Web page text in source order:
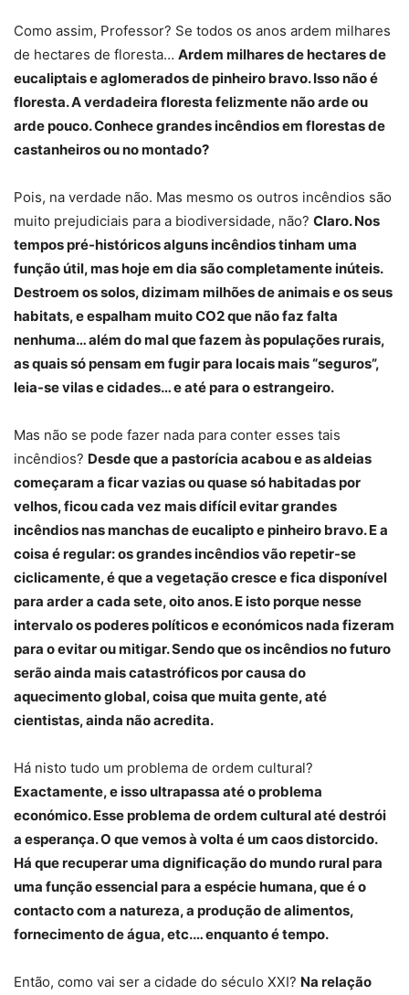
Como assim, Professor? Se todos os anos ardem milhares
de hectares de floresta… Ardem milhares de hectares de
eucaliptais e aglomerados de pinheiro bravo. Isso não é
floresta. A verdadeira floresta felizmente não arde ou
arde pouco. Conhece grandes incêndios em florestas de
castanheiros ou no montado?
Pois, na verdade não. Mas mesmo os outros incêndios são
muito prejudiciais para a biodiversidade, não? Claro. Nos
tempos pré-históricos alguns incêndios tinham uma
função útil, mas hoje em dia são completamente inúteis.
Destroem os solos, dizimam milhões de animais e os seus
habitats, e espalham muito CO2 que não faz falta
nenhuma… além do mal que fazem às populações rurais,
as quais só pensam em fugir para locais mais “seguros”,
leia-se vilas e cidades… e até para o estrangeiro.
Mas não se pode fazer nada para conter esses tais
incêndios? Desde que a pastorícia acabou e as aldeias
começaram a ficar vazias ou quase só habitadas por
velhos, ficou cada vez mais difícil evitar grandes
incêndios nas manchas de eucalipto e pinheiro bravo. E a
coisa é regular: os grandes incêndios vão repetir-se
ciclicamente, é que a vegetação cresce e fica disponível
para arder a cada sete, oito anos. E isto porque nesse
intervalo os poderes políticos e económicos nada fizeram
para o evitar ou mitigar. Sendo que os incêndios no futuro
serão ainda mais catastróficos por causa do
aquecimento global, coisa que muita gente, até
cientistas, ainda não acredita.
Há nisto tudo um problema de ordem cultural?
Exactamente, e isso ultrapassa até o problema
económico. Esse problema de ordem cultural até destrói
a esperança. O que vemos à volta é um caos distorcido.
Há que recuperar uma dignificação do mundo rural para
uma função essencial para a espécie humana, que é o
contacto com a natureza, a produção de alimentos,
fornecimento de água, etc.… enquanto é tempo.
Então, como vai ser a cidade do século XXI? Na relação